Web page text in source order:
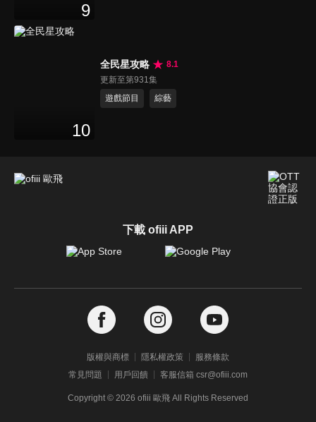
9
10
全民星攻略
8.1
更新至第931集
遊戲節目
綜藝
下載 ofiii APP
版權與商標 隱私權政策
服務條款
常見問題
用戶回饋 客服信箱 csr@ofiii.com
Copyright © 2026 ofiii 歐飛 All Rights Reserved